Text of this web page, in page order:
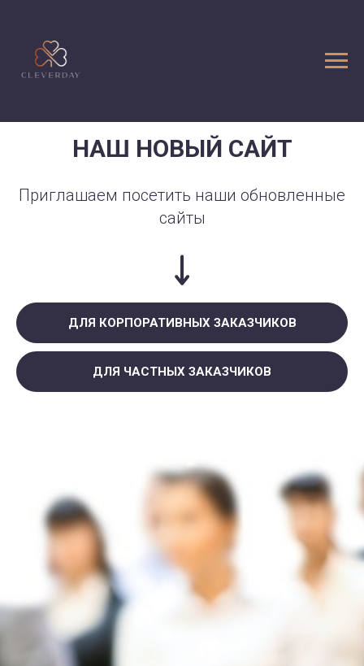
НАШ НОВЫЙ САЙТ
Приглашаем посетить наши обновленные
сайты
ДЛЯ КОРПОРАТИВНЫХ ЗАКАЗЧИКОВ
ДЛЯ ЧАСТНЫХ ЗАКАЗЧИКОВ